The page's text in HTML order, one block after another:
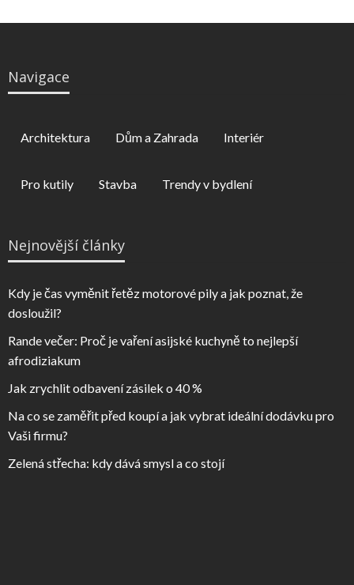
Navigace
Architektura Dům a Zahrada Interiér
Pro kutily Stavba Trendy v bydlení
Nejnovější články
Kdy je čas vyměnit řetěz motorové pily a jak poznat, že
dosloužil?
Rande večer: Proč je vaření asijské kuchyně to nejlepší
afrodiziakum
Jak zrychlit odbavení zásilek o 40 %
Na co se zaměřit před koupí a jak vybrat ideální dodávku pro
Vaši firmu?
Zelená střecha: kdy dává smysl a co stojí